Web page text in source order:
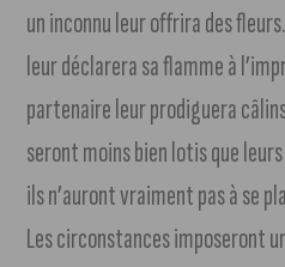
un inconnu leur offrira des
leur déclarera sa flamme à
partenaire leur prodiguera
seront moins bien lotis que
ils n’auront vraiment pas à se
Les circonstances imposeront